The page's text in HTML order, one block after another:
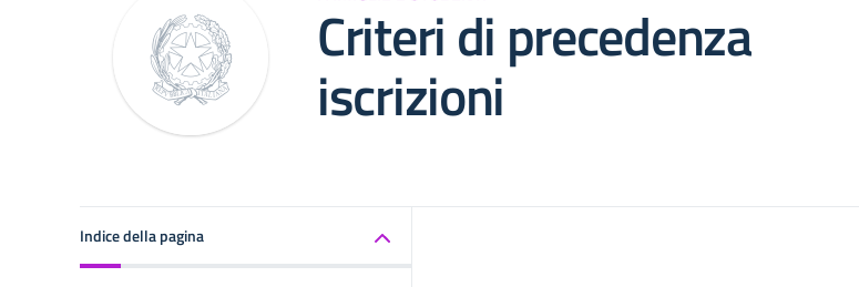
Criteri di precedenza
iscrizioni
Indice della pagina